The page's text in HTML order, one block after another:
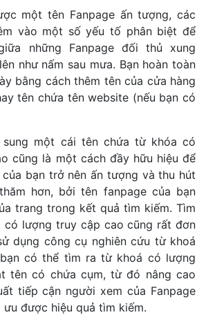
một tên Fanpage ấn tượng, các
vào một số yếu tố phân biệt để
những Fanpage đối thủ xung
như nấm sau mưa. Bạn hoàn toàn
bằng cách thêm tên của cửa hàng
tên chứa tên website (nếu bạn có
sung một cái tên chứa từ khóa có
cũng là một cách đầy hữu hiệu để
bạn trở nên ấn tượng và thu hút
hơn, bởi tên fanpage của bạn
trang trong kết quả tìm kiếm. Tìm
có lượng truy cập cao cũng rất đơn
dụng công cụ nghiên cứu từ khoá
có thể tìm ra từ khoá có lượng
tên có chứa cụm, từ đó nâng cao
tiếp cận người xem của Fanpage
được hiệu quả tìm kiếm.